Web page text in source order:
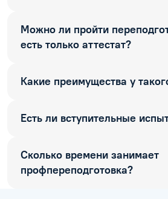
Можно ли пройти
есть только аттестат?
Какие преимущества у
Есть ли вступительные
Сколько времени занимает
профпереподготовка?